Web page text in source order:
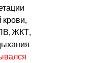
крови,
ЖКТ,